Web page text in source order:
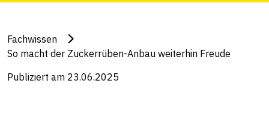
Fachwissen
So macht der Zuckerrüben-Anbau weiterhin Freude
Publiziert am 23.06.2025